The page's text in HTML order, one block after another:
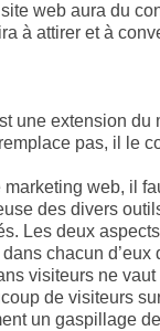
web aura du
à attirer et à
une extension du
pas, il le
marketing web, il
des divers
Les deux
chacun d’eux
visiteurs ne
de visiteurs
un gaspillage